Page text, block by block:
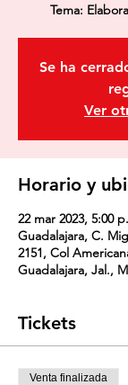
Tema:
Se ha
Ver
Horario y
22 mar 2023, 5:00
Guadalajara, C.
2151, Col
Guadalajara, Jal.,
Tickets
Venta finalizada